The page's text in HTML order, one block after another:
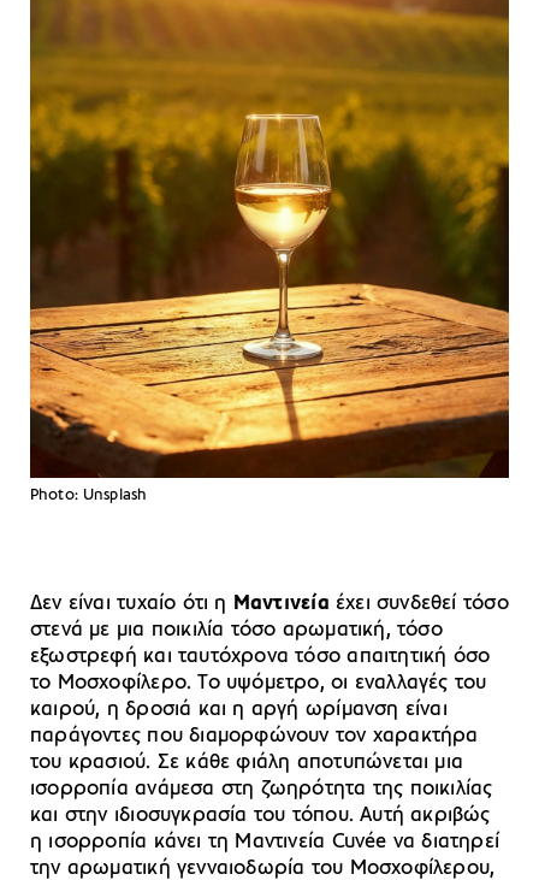
Photo: Unsplash
Δεν είναι τυχαίο ότι η Μαντινεία έχει συνδεθεί τόσο
στενά με μια ποικιλία τόσο αρωματική, τόσο
εξωστρεφή και ταυτόχρονα τόσο απαιτητική όσο
το Μοσχοφίλερο. Το υψόμετρο, οι εναλλαγές του
καιρού, η δροσιά και η αργή ωρίμανση είναι
παράγοντες που διαμορφώνουν τον χαρακτήρα
του κρασιού. Σε κάθε φιάλη αποτυπώνεται μια
ισορροπία ανάμεσα στη ζωηρότητα της ποικιλίας
και στην ιδιοσυγκρασία του τόπου. Αυτή ακριβώς
η ισορροπία κάνει τη Μαντινεία Cuvée να διατηρεί
την αρωματική γενναιοδωρία του Μοσχοφίλερου,